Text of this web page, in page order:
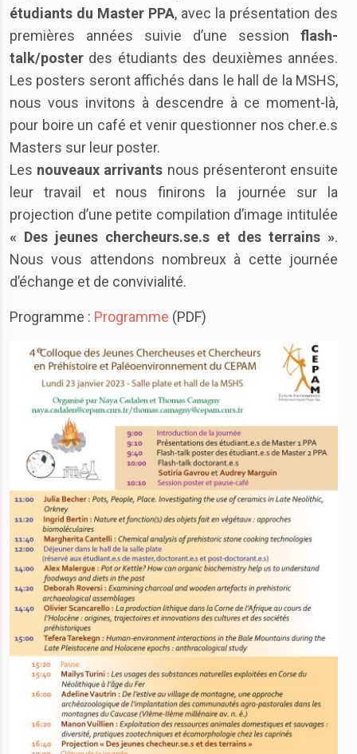
étudiants du Master PPA, avec la présentation des
premières années suivie d’une session flash-
talk/poster des étudiants des deuxièmes années.
Les posters seront affichés dans le hall de la MSHS,
nous vous invitons à descendre à ce moment-là,
pour boire un café et venir questionner nos cher.e.s
Masters sur leur poster.
Les nouveaux arrivants nous présenteront ensuite
leur travail et nous finirons la journée sur la
projection d’une petite compilation d’image intitulée
« Des jeunes chercheurs.se.s et des terrains ».
Nous vous attendons nombreux à cette journée
d’échange et de convivialité.
Programme : Programme (PDF)